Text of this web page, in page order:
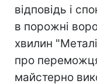
відповідь і
в порожні
хвилин
про
майстерно